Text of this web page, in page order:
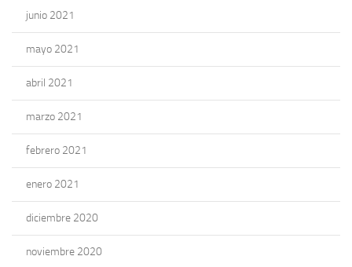
junio 2021
mayo 2021
abril 2021
marzo 2021
febrero 2021
enero 2021
diciembre 2020
noviembre 2020